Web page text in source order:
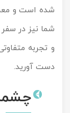
شده است و
شما نیز در سفر
و تجربه
دست آورید.